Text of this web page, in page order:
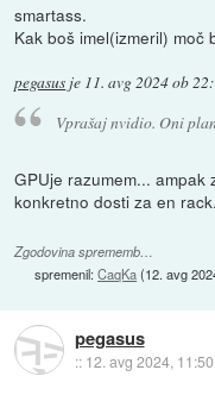
smartass.
Kak boš imel(izmeril)
pegasus je 11. avg 2024 ob
Vprašaj nvidio. Oni
GPUje razumem...
konkretno dosti za en
Zgodovina sprememb…
spremenil:CaqKa(12. avg
pegasus
:: 12. avg 2024, 11:50